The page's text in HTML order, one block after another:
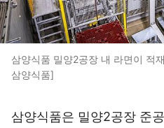
삼양식품 밀양2공장 내 라면이 적
삼양식품]
삼양식품은 밀양2공장 준